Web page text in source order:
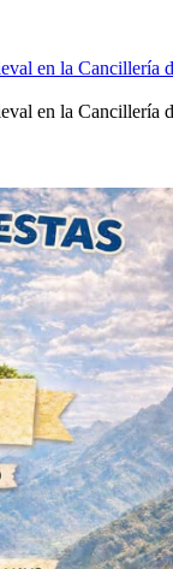
en la Cancillería
en la Cancillería